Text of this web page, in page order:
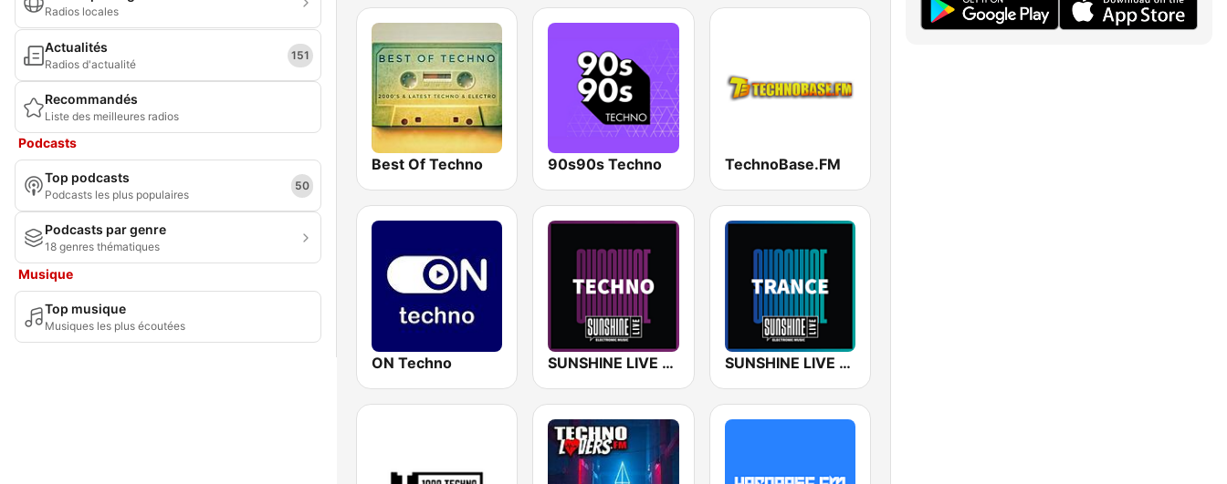
Radios locales
Actualités
Radios d'actualité
151
Recommandés
Liste des meilleures radios
Podcasts
Top podcasts
Podcasts les plus populaires
50
Podcasts par genre
18 genres thématiques
Musique
Top musique
Musiques les plus écoutées
Best Of Techno 90s90s Techno TechnoBase.FM
ON Techno SUNSHINE LIVE - Techno SUNSHINE LIVE - Trance